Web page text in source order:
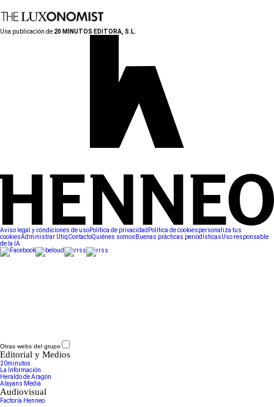
Una publicación de:20 MINUTOS EDITORA, S.L.
Aviso legal y condiciones de usoPolítica de privacidad Política de cookiespersonaliza tus
cookiesAdministrar UtiqContactoQuiénes somos Buenas prácticas periodísticasUso responsable
de la IA
Otras webs del grupo
Editorial y Medios
20minutos
La Información
Heraldo de Aragón
Alayans Media
Audiovisual
Factoría Henneo